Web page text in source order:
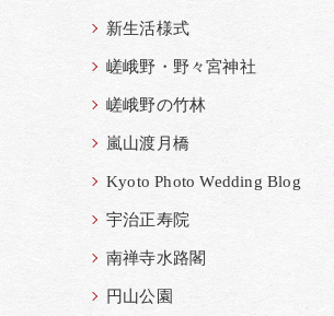
新生活様式
嵯峨野・野々宮神社
嵯峨野の竹林
嵐山渡月橋
Kyoto Photo Wedding Blog
宇治正寿院
南禅寺水路閣
円山公園